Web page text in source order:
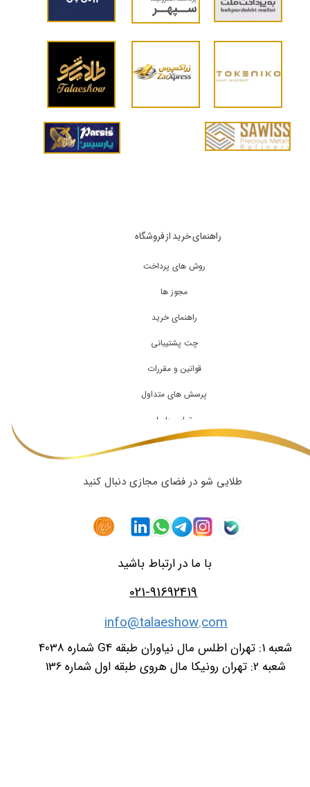
روش های پرداخت
مجوز ها
راهنمای خرید
چت پشتیبانی
قوانین و مقررات
پرسش های متداول
تماس با ما
راهنمای خرید از فروشگاه
شعبه 1: تهران اطلس مال نیاوران طبقه G4 شماره 4038
شعبه 2: تهران رونیکا مال هروی طبقه اول شماره 136
طلایی شو در فضای مجازی دنبال کنید
021-91692419
info@talaeshow.com
با ما در ارتباط باشید